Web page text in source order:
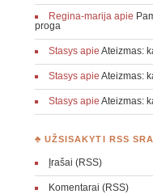
Regina-marijaapie
proga
Stasysapie Ateizmas:
Stasysapie Ateizmas:
Stasysapie Ateizmas:
♣ UŽSISAKYTI RSS
Įrašai (RSS)
Komentarai (RSS)